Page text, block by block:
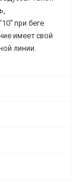
при беге
имеет свой
линии.